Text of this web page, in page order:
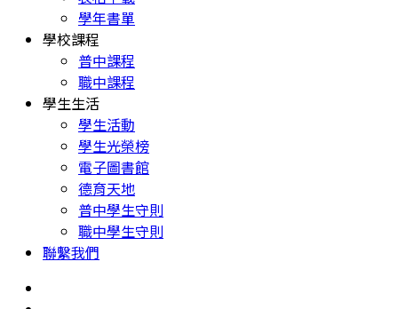
學年書單
學校課程
普中課程
職中課程
學生生活
學生活動
學生光榮榜
電子圖書館
德育天地
普中學生守則
職中學生守則
聯繫我們